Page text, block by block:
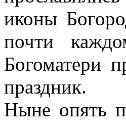
иконы
почти
Богоматери
праздник.
Ныне опять